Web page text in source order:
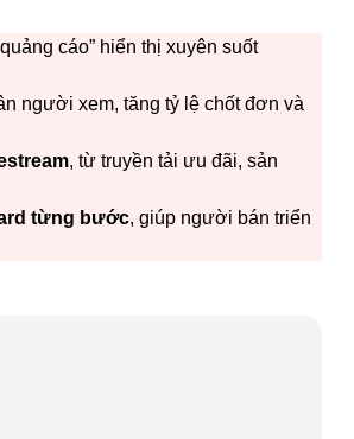
cáo” hiển thị xuyên suốt
người xem, tăng tỷ lệ chốt đơn và
, từ truyền tải ưu đãi, sản
từng bước, giúp người bán triển